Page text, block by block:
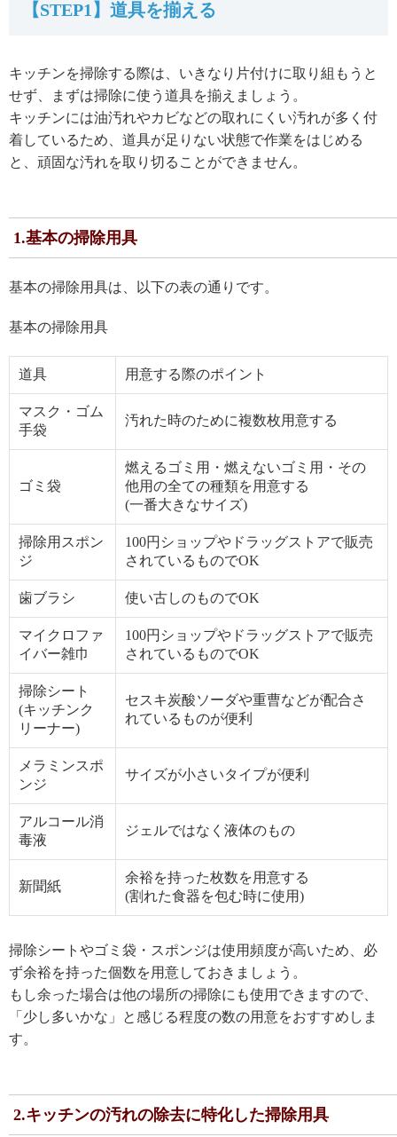
【STEP1】道具を揃える
キッチンを掃除する際は、いきなり片付けに取り組もうと
せず、まずは掃除に使う道具を揃えましょう。
キッチンには油汚れやカビなどの取れにくい汚れが多く付
着しているため、道具が足りない状態で作業をはじめる
と、頑固な汚れを取り切ることができません。
1.基本の掃除用具
基本の掃除用具は、以下の表の通りです。
基本の掃除用具
道具 用意する際のポイント
マスク・ゴム
手袋
汚れた時のために複数枚用意する
ゴミ袋
燃えるゴミ用・燃えないゴミ用・その
他用の全ての種類を用意する
(一番大きなサイズ)
掃除用スポン
ジ
100円ショップやドラッグストアで販売
されているものでOK
歯ブラシ 使い古しのものでOK
マイクロファ
イバー雑巾
100円ショップやドラッグストアで販売
されているものでOK
掃除シート
(キッチンク
リーナー)
セスキ炭酸ソーダや重曹などが配合さ
れているものが便利
メラミンスポ
ンジ
サイズが小さいタイプが便利
アルコール消
毒液
ジェルではなく液体のもの
新聞紙
余裕を持った枚数を用意する
(割れた食器を包む時に使用)
掃除シートやゴミ袋・スポンジは使用頻度が高いため、必
ず余裕を持った個数を用意しておきましょう。
もし余った場合は他の場所の掃除にも使用できますので、
「少し多いかな」と感じる程度の数の用意をおすすめしま
す。
2.キッチンの汚れの除去に特化した掃除用具